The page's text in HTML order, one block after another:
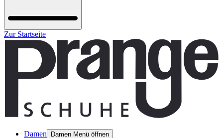
Zur Startseite
Damen Damen Menü öffnen